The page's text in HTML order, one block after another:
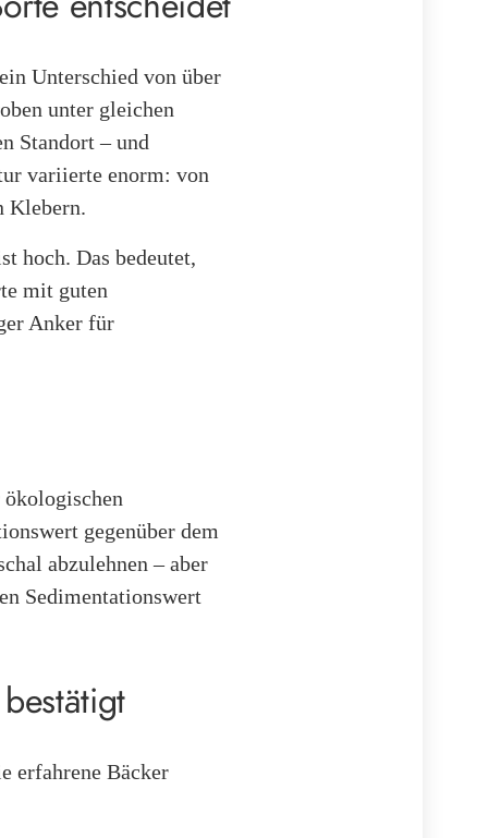
Unterschied von über
unter gleichen
Standort – und
variierte enorm: von
Klebern.
hoch. Das bedeutet,
mit guten
Anker für
gegenüber dem
abzulehnen – aber
Sedimentationswert
erfahrene Bäcker